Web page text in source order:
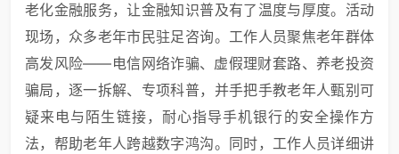
老化金融服务，让金融知识普及有了温度与厚度。活动
现场，众多老年市民驻足咨询。工作人员聚焦老年群体
高发风险——电信网络诈骗、虚假理财套路、养老投资
骗局，逐一拆解、专项科普，并手把手教老年人甄别可
疑来电与陌生链接，耐心指导手机银行的安全操作方
法，帮助老年人跨越数字鸿沟。同时，工作人员详细讲